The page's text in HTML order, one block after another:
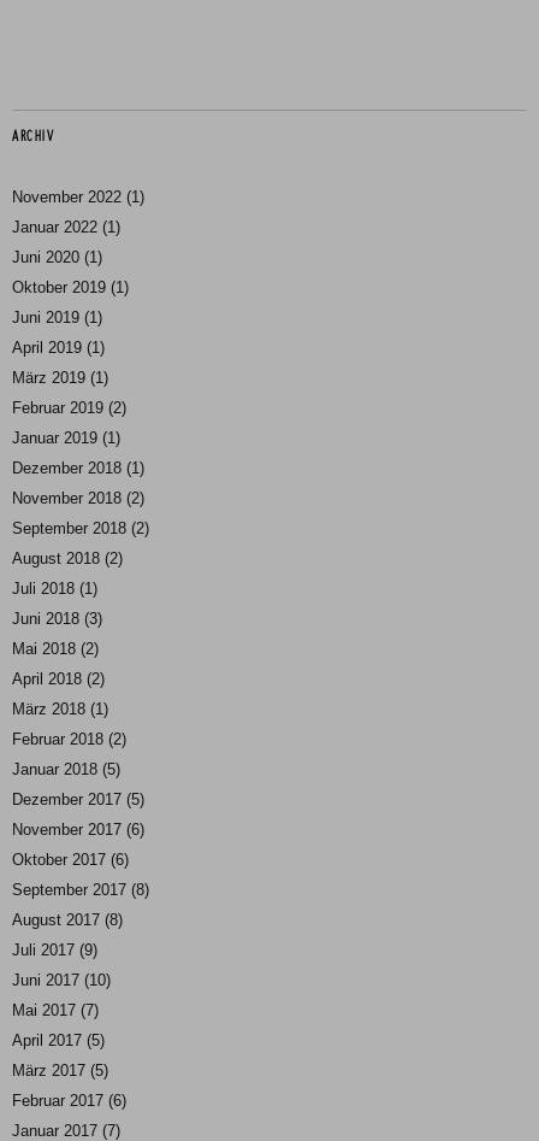
ARCHIV
November 2022 (1)
Januar 2022 (1)
Juni 2020 (1)
Oktober 2019 (1)
Juni 2019 (1)
April 2019 (1)
März 2019 (1)
Februar 2019 (2)
Januar 2019 (1)
Dezember 2018 (1)
November 2018 (2)
September 2018 (2)
August 2018 (2)
Juli 2018 (1)
Juni 2018 (3)
Mai 2018 (2)
April 2018 (2)
März 2018 (1)
Februar 2018 (2)
Januar 2018 (5)
Dezember 2017 (5)
November 2017 (6)
Oktober 2017 (6)
September 2017 (8)
August 2017 (8)
Juli 2017 (9)
Juni 2017 (10)
Mai 2017 (7)
April 2017 (5)
März 2017 (5)
Februar 2017 (6)
Januar 2017 (7)